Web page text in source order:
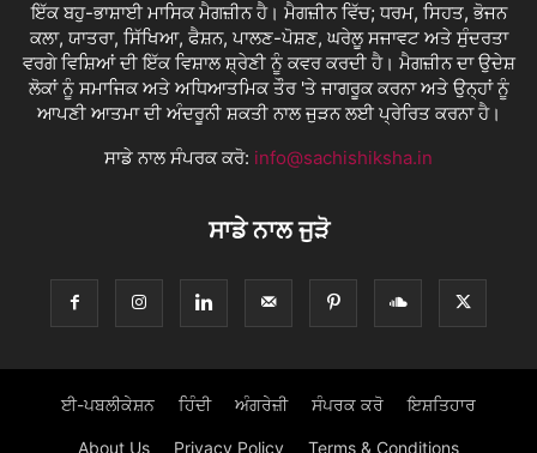
ਇੱਕ ਬਹੁ-ਭਾਸ਼ਾਈ ਮਾਸਿਕ ਮੈਗਜ਼ੀਨ ਹੈ। ਮੈਗਜ਼ੀਨ ਵਿੱਚ; ਧਰਮ, ਸਿਹਤ, ਭੋਜਨ
ਕਲਾ, ਯਾਤਰਾ, ਸਿੱਖਿਆ, ਫੈਸ਼ਨ, ਪਾਲਣ-ਪੋਸ਼ਣ, ਘਰੇਲੂ ਸਜਾਵਟ ਅਤੇ ਸੁੰਦਰਤਾ
ਵਰਗੇ ਵਿਸ਼ਿਆਂ ਦੀ ਇੱਕ ਵਿਸ਼ਾਲ ਸ਼੍ਰੇਣੀ ਨੂੰ ਕਵਰ ਕਰਦੀ ਹੈ। ਮੈਗਜ਼ੀਨ ਦਾ ਉਦੇਸ਼
ਲੋਕਾਂ ਨੂੰ ਸਮਾਜਿਕ ਅਤੇ ਅਧਿਆਤਮਿਕ ਤੌਰ 'ਤੇ ਜਾਗਰੂਕ ਕਰਨਾ ਅਤੇ ਉਨ੍ਹਾਂ ਨੂੰ
ਆਪਣੀ ਆਤਮਾ ਦੀ ਅੰਦਰੂਨੀ ਸ਼ਕਤੀ ਨਾਲ ਜੁੜਨ ਲਈ ਪ੍ਰੇਰਿਤ ਕਰਨਾ ਹੈ।
ਸਾਡੇ ਨਾਲ ਸੰਪਰਕ ਕਰੋ: info@sachishiksha.in
ਸਾਡੇ ਨਾਲ ਜੁੜੋ
ਈ-ਪਬਲੀਕੇਸ਼ਨ ਹਿੰਦੀ ਅੰਗਰੇਜ਼ੀ ਸੰਪਰਕ ਕਰੋ ਇਸ਼ਤਿਹਾਰ
About Us Privacy Policy Terms & Conditions